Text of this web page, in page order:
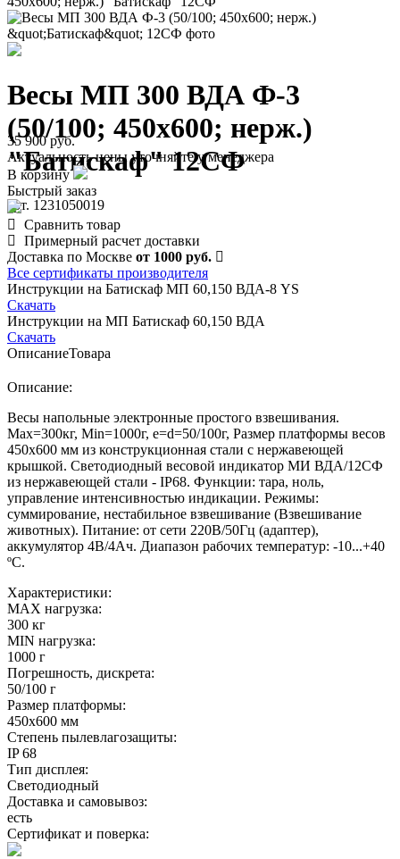
Весы МП 300 ВДА Ф-3
(50/100; 450х600; нерж.)
"Батискаф" 12СФ
арт. 1231050019
35 900 руб.
Актуальность цены уточняйте у менеджера
В корзину
Быстрый заказ
Сравнить товар
Примерный расчет доставки
Доставка по Москве от 1000 руб.
Все сертификаты производителя
Инструкции на Батискаф МП 60,150 ВДА-8 YS
Скачать
Инструкции на МП Батискаф 60,150 ВДА
Скачать
ОписаниеТовара
Описание:
Весы напольные электронные простого взвешивания.
Мах=300кг, Min=1000г, е=d=50/100г, Размер платформы весов
450х600 мм из конструкционная стали с нержавеющей
крышкой. Светодиодный весовой индикатор МИ ВДА/12СФ
из нержавеющей стали - IP68. Функции: тара, ноль,
управление интенсивностью индикации. Режимы:
суммирование, нестабильное взвешивание (Взвешивание
животных). Питание: от сети 220В/50Гц (адаптер),
аккумулятор 4В/4Ач. Диапазон рабочих температур: -10...+40
ºС.
Характеристики:
MAX нагрузка:
300 кг
MIN нагрузка:
1000 г
Погрешность, дискрета:
50/100 г
Размер платформы:
450х600 мм
Степень пылевлагозащиты:
IP 68
Тип дисплея:
Светодиодный
Доставка и самовывоз:
есть
Сертификат и поверка: